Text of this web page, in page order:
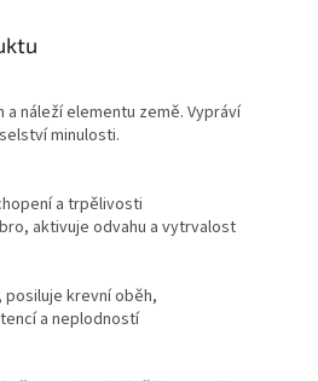
náleží elementu země. Vypráví
minulosti.
a trpělivosti
aktivuje odvahu a vytrvalost
krevní oběh,
a neplodností